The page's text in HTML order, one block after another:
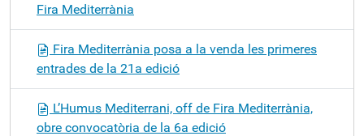
Fira Mediterrània
Fira Mediterrània posa a la venda les primeres
entrades de la 21a edició
L’Humus Mediterrani, off de Fira Mediterrània,
obre convocatòria de la 6a edició